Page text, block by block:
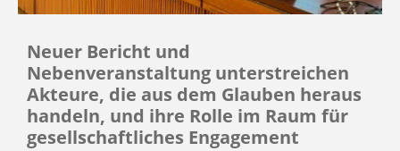
Neuer Bericht und
Nebenveranstaltung unterstreichen
Akteure, die aus dem Glauben heraus
handeln, und ihre Rolle im Raum für
gesellschaftliches Engagement